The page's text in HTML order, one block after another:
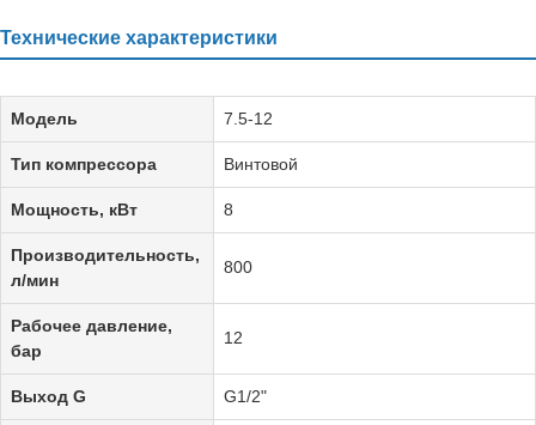
Технические характеристики
Модель 7.5-12
Тип компрессора Винтовой
Мощность, кВт 8
Производительность,
л/мин
800
Рабочее давление,
бар
12
Выход G G1/2"